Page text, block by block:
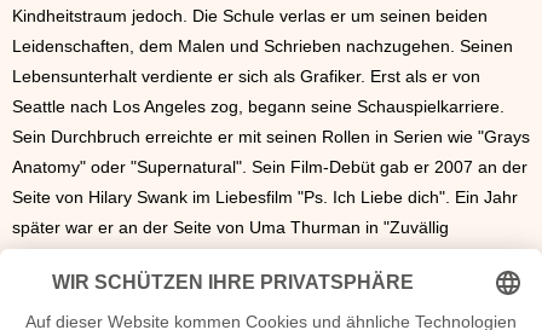
Kindheitstraum jedoch. Die Schule verlas er um seinen beiden
Leidenschaften, dem Malen und Schrieben nachzugehen. Seinen
Lebensunterhalt verdiente er sich als Grafiker. Erst als er von
Seattle nach Los Angeles zog, begann seine Schauspielkarriere.
Sein Durchbruch erreichte er mit seinen Rollen in Serien wie "Grays
Anatomy" oder "Supernatural". Sein Film-Debüt gab er 2007 an der
Seite von Hilary Swank im Liebesfilm "Ps. Ich Liebe dich". Ein Jahr
später war er an der Seite von Uma Thurman in "Zuvällig
"Bösewicht" in der Serie " The Walkind Death" mit dem MTV Movie
& TV Award ausgezeichnet.